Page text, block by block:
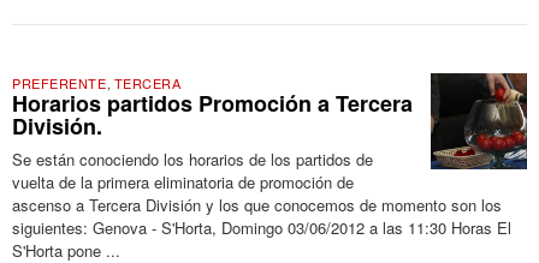
PREFERENTE, TERCERA
Horarios partidos Promoción a Tercera
División.
Se están conociendo los horarios de los partidos de
vuelta de la primera eliminatoria de promoción de
ascenso a Tercera División y los que conocemos de momento son los
siguientes: Genova - S'Horta, Domingo 03/06/2012 a las 11:30 Horas El
S'Horta pone ...